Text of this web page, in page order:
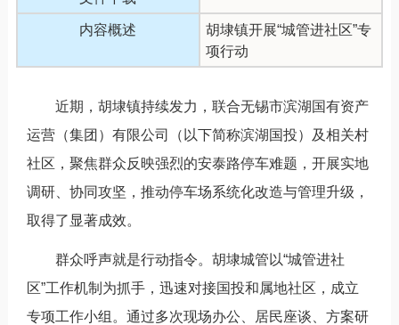
内容概述
胡埭镇开展“城管进社区”专
项行动
近期，胡埭镇持续发力，联合无锡市滨湖国有资产
运营（集团）有限公司（以下简称滨湖国投）及相关村
社区，聚焦群众反映强烈的安泰路停车难题，开展实地
调研、协同攻坚，推动停车场系统化改造与管理升级，
取得了显著成效。
群众呼声就是行动指令。胡埭城管以“城管进社
区”工作机制为抓手，迅速对接国投和属地社区，成立
专项工作小组。通过多次现场办公、居民座谈、方案研